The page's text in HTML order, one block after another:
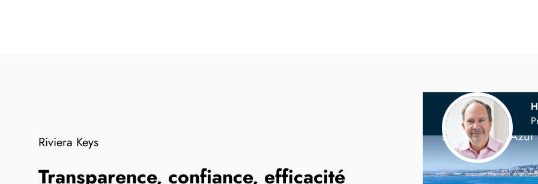
Riviera Keys
Transparence, confiance, efficacité
Votre agence
sur la Côte